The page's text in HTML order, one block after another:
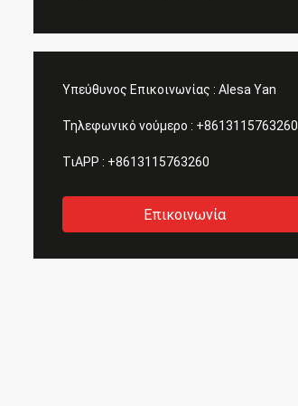
Υπεύθυνος Επικοινωνίας : Alesa Yan
Τηλεφωνικό νούμερο : +8613115763260
ΤιAPP : +8613115763260
Επικοινωνία